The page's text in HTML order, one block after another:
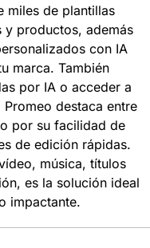
miles de plantillas
y productos, además
con IA
marca. También
por IA o acceder a
destaca entre
por su facilidad de
de edición rápidas.
música, títulos
es la solución ideal
impactante.